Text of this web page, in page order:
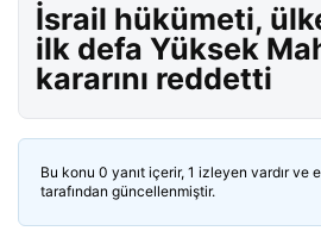
İsrail hükümeti,
ilk defa Yüksek
kararını reddetti
Bu konu 0 yanıt içerir, 1 izleyen vardır ve
tarafından güncellenmiştir.